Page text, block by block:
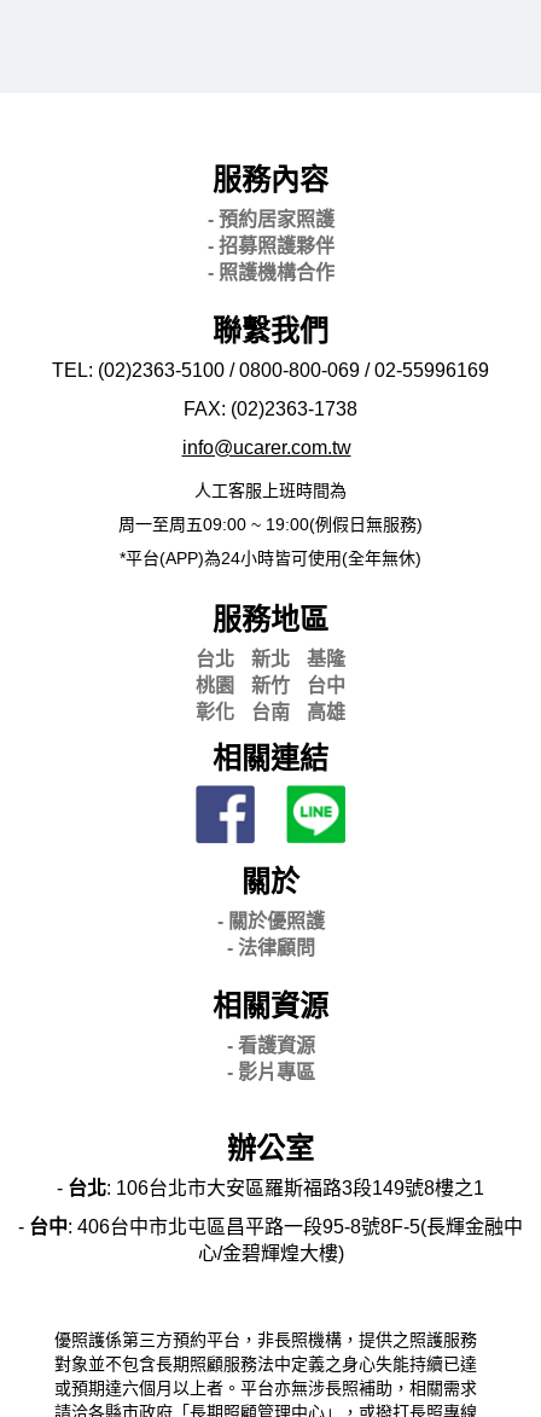
服務內容
- 預約居家照護
- 招募照護夥伴
- 照護機構合作
聯繫我們
TEL: (02)2363-5100 / 0800-800-069 / 02-55996169
FAX: (02)2363-1738
info@ucarer.com.tw
人工客服上班時間為
周一至周五09:00 ~ 19:00(例假日無服務)
*平台(APP)為24小時皆可使用(全年無休)
服務地區
台北 新北
基隆
桃園
新竹
台中
彰化
台南 高雄
相關連結
關於
- 關於優照護
- 法律顧問
相關資源
- 看護資源
- 影片專區
辦公室
- 台北: 106台北市大安區羅斯福路3段149號8樓之1
- 台中: 406台中市北屯區昌平路一段95-8號8F-5(長輝金融中
心/金碧輝煌大樓)
優照護係第三方預約平台，非長照機構，提供之照護服務
對象並不包含長期照顧服務法中定義之身心失能持續已達
或預期達六個月以上者。平台亦無涉長照補助，相關需求
請洽各縣市政府「長期照顧管理中心」，或撥打長照專線